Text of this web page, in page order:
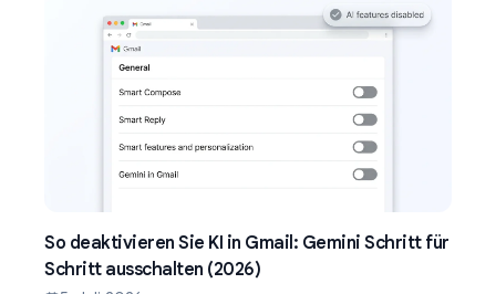
So deaktivieren Sie KI in Gmail: Gemini Schritt für
Schritt ausschalten (2026)